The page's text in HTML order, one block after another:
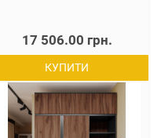
17 506.00 грн.
КУПИТИ